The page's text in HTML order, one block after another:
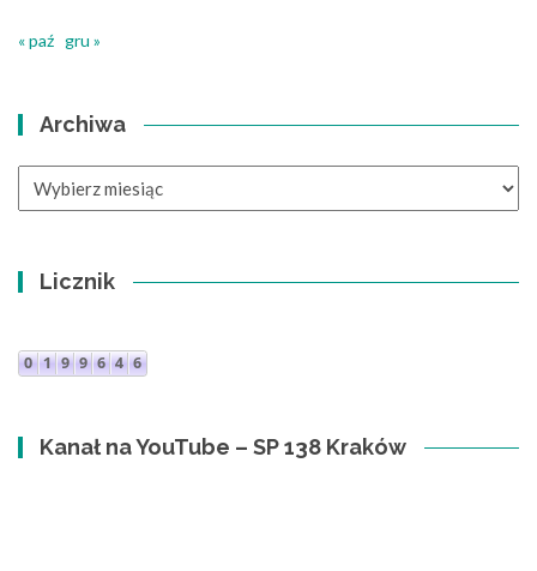
« paź gru »
Archiwa
Licznik
Kanał na YouTube – SP 138 Kraków